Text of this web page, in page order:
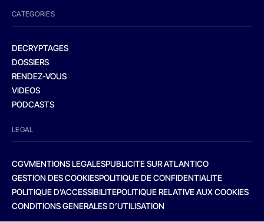
CATEGORIES
DECRYPTAGES
DOSSIERS
RENDEZ-VOUS
VIDEOS
PODCASTS
LEGAL
CGVMENTIONS LEGALESPUBLICITE SUR ATLANTICO
GESTION DES COOKIESPOLITIQUE DE CONFIDENTIALITE
POLITIQUE D’ACCESSIBILITEPOLITIQUE RELATIVE AUX COOKIES
CONDITIONS GENERALES D’UTILISATION